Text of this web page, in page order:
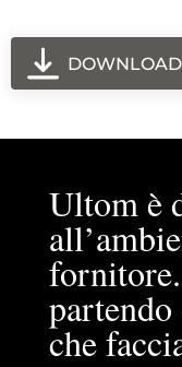
DOWNLOAD
Ultom è
che